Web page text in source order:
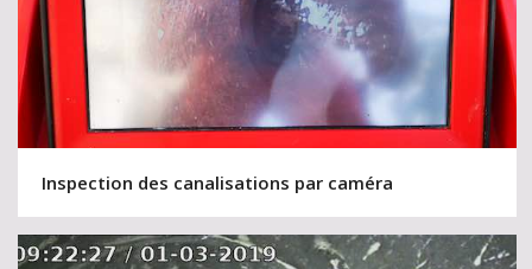
Inspection des canalisations par caméra